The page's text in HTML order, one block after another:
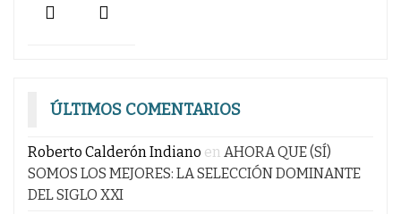
ÚLTIMOS COMENTARIOS
Roberto Calderón Indiano en AHORA QUE (SÍ)
SOMOS LOS MEJORES: LA SELECCIÓN DOMINANTE
DEL SIGLO XXI